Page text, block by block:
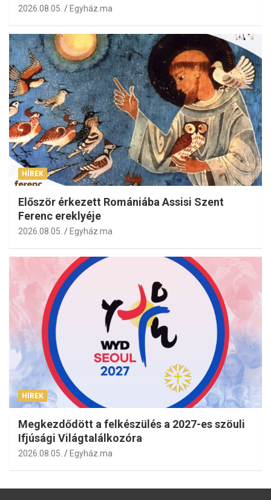
2026.08.05. Egyház.ma
HÍREK
Először érkezett Romániába Assisi Szent
Ferenc ereklyéje
2026.08.05. Egyház.ma
HÍREK
Megkezdődött a felkészülés a 2027-es szöuli
Ifjúsági Világtalálkozóra
2026.08.05. Egyház.ma